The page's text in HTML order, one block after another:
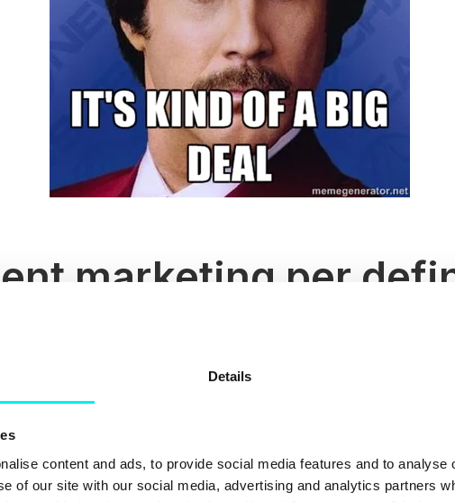
Details
content and ads, to provide social media features and to analyse
of our site with our social media, advertising and analytics partners
marketing per
själva definitionen av content marketing, citatet kommer från
and consistent content to attract and retain a clearly defined
to drive profitable customer action.”
Det handlar i grund och botten om att skapa engagerande,